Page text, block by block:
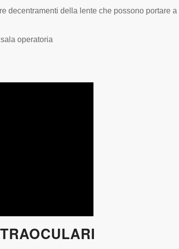
decentramenti della lente che possono portare a
operatoria